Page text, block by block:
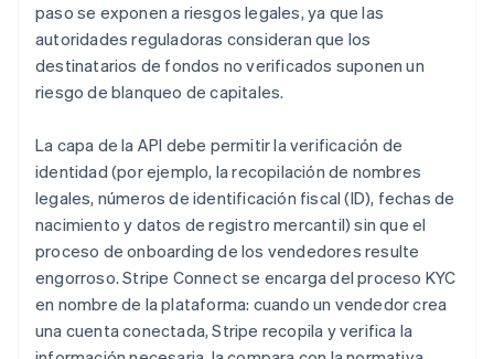
paso se exponen a riesgos legales, ya que las
autoridades reguladoras consideran que los
destinatarios de fondos no verificados suponen un
riesgo de blanqueo de capitales.
La capa de la API debe permitir la verificación de
identidad (por ejemplo, la recopilación de nombres
legales, números de identificación fiscal (ID), fechas de
nacimiento y datos de registro mercantil) sin que el
proceso de onboarding de los vendedores resulte
engorroso. Stripe Connect se encarga del proceso KYC
en nombre de la plataforma: cuando un vendedor crea
una cuenta conectada, Stripe recopila y verifica la